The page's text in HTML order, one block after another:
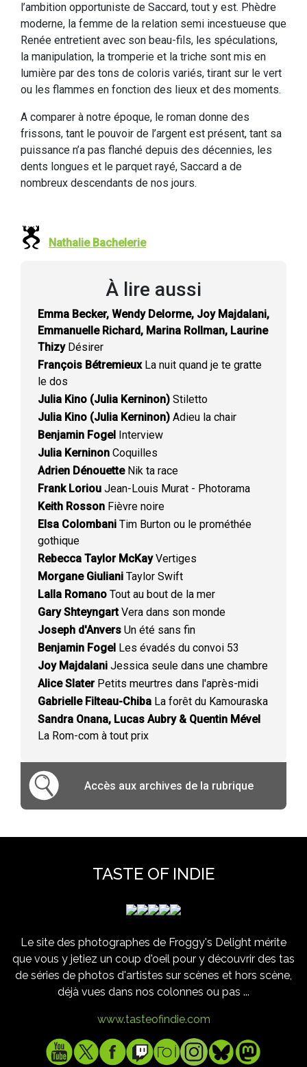
l’ambition opportuniste de Saccard, tout y est. Phèdre
moderne, la femme de la relation semi incestueuse que
Renée entretient avec son beau-fils, les spéculations,
la manipulation, la tromperie et la triche sont mis en
lumière par des tons de coloris variés, tirant sur le vert
ou les flammes en fonction des lieux et des moments.
A comparer à notre époque, le roman donne des
frissons, tant le pouvoir de l’argent est présent, tant sa
puissance n’a pas flanché depuis des décennies, les
dents longues et le parquet rayé, Saccard a de
nombreux descendants de nos jours.
Nathalie Bachelerie
À lire aussi
Emma Becker, Wendy Delorme, Joy Majdalani,
Emmanuelle Richard, Marina Rollman, Laurine
ThizyDésirer
François BétremieuxLa nuit quand je te gratte
le dos
Julia Kino (Julia Kerninon) Stiletto
Julia Kino (Julia Kerninon) Adieu la chair
Benjamin Fogel Interview
Julia Kerninon Coquilles
Adrien DénouetteNik ta race
Frank Loriou Jean-Louis Murat - Photorama
Keith Rosson Fièvre noire
Elsa Colombani Tim Burton ou le prométhée
gothique
Rebecca Taylor McKayVertiges
Morgane Giuliani Taylor Swift
Lalla Romano Tout au bout de la mer
Gary ShteyngartVera dans son monde
Joseph d'Anvers Un été sans fin
Benjamin Fogel Les évadés du convoi 53
Joy Majdalani Jessica seule dans une chambre
Alice SlaterPetits meurtres dans l'après-midi
Gabrielle Filteau-Chiba La forêt du Kamouraska
Sandra Onana, Lucas Aubry & Quentin Mével
La Rom-com à tout prix
Accès aux archives de la rubrique
TASTE OF INDIE
Le site des photographes de Froggy's Delight mérite
que vous y jetiez un coup d'oeil pour y découvrir des tas
de séries de photos d'artistes sur scènes et hors scène,
déjà vues dans nos colonnes ou pas ...
www.tasteofindie.com